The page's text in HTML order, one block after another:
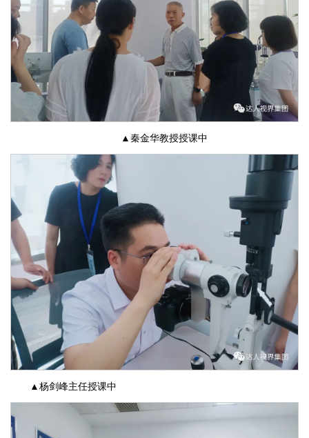
▲秦金华教授授课中
▲杨剑峰主任授课中